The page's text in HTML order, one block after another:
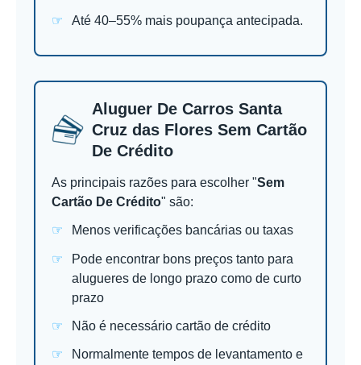
Até 40–55% mais poupança antecipada.
Aluguer De Carros Santa
Cruz das Flores Sem Cartão
De Crédito
As principais razões para escolher "Sem
Cartão De Crédito" são:
Menos verificações bancárias ou taxas
Pode encontrar bons preços tanto para
alugueres de longo prazo como de curto
prazo
Não é necessário cartão de crédito
Normalmente tempos de levantamento e